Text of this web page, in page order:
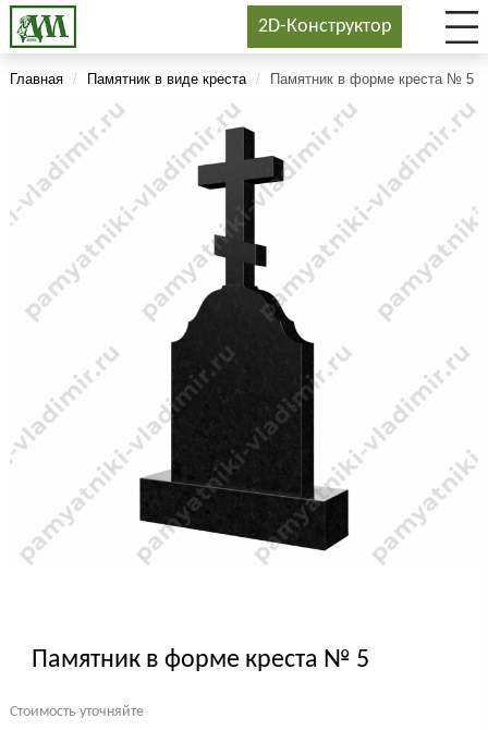
2D-Конструктор
Главная / Памятник в виде креста / Памятник в форме креста № 5
Памятник в форме креста № 5
Стоимость уточняйте